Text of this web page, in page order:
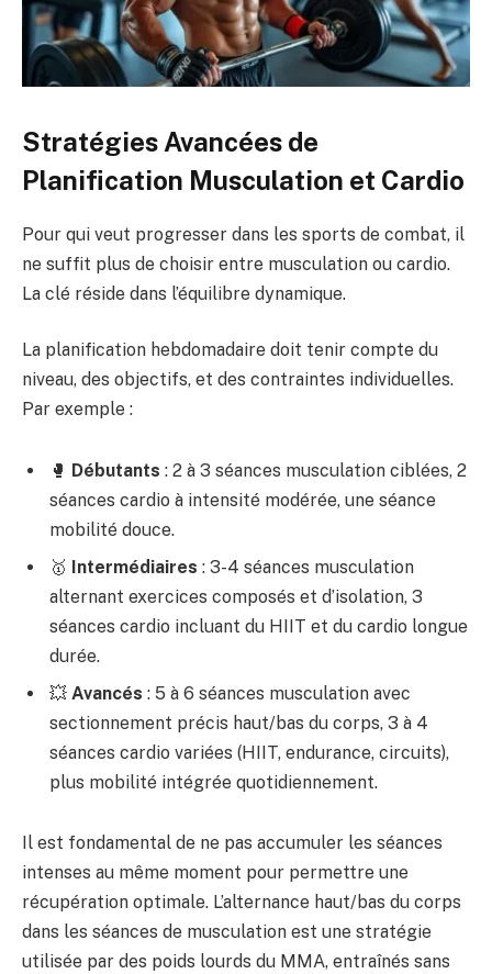
Stratégies Avancées de
Planification Musculation et Cardio
Pour qui veut progresser dans les sports de combat, il
ne suffit plus de choisir entre musculation ou cardio.
La clé réside dans l’équilibre dynamique.
La planification hebdomadaire doit tenir compte du
niveau, des objectifs, et des contraintes individuelles.
Par exemple :
🥊 Débutants : 2 à 3 séances musculation ciblées, 2
séances cardio à intensité modérée, une séance
mobilité douce.
🥇 Intermédiaires : 3-4 séances musculation
alternant exercices composés et d’isolation, 3
séances cardio incluant du HIIT et du cardio longue
durée.
💥 Avancés : 5 à 6 séances musculation avec
sectionnement précis haut/bas du corps, 3 à 4
séances cardio variées (HIIT, endurance, circuits),
plus mobilité intégrée quotidiennement.
Il est fondamental de ne pas accumuler les séances
intenses au même moment pour permettre une
récupération optimale. L’alternance haut/bas du corps
dans les séances de musculation est une stratégie
utilisée par des poids lourds du MMA, entraînés sans